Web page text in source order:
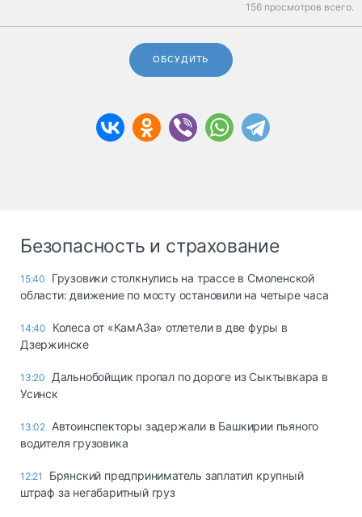
156 просмотров всего.
ОБСУДИТЬ
Безопасность и страхование
15:40
Грузовики столкнулись на трассе в Смоленской
области: движение по мосту остановили на четыре часа
14:40
Колеса от «КамАЗа» отлетели в две фуры в
Дзержинске
13:20
Дальнобойщик пропал по дороге из Сыктывкара в
Усинск
13:02 Автоинспекторы задержали в Башкирии пьяного
водителя грузовика
12:21
Брянский предприниматель заплатил крупный
штраф за негабаритный груз